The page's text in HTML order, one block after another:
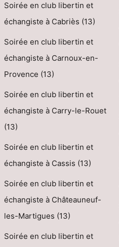
Soirée en club libertin et
échangiste à Cabriès (13)
Soirée en club libertin et
échangiste à Carnoux-en-
Provence (13)
Soirée en club libertin et
échangiste à Carry-le-Rouet
(13)
Soirée en club libertin et
échangiste à Cassis (13)
Soirée en club libertin et
échangiste à Châteauneuf-
les-Martigues (13)
Soirée en club libertin et